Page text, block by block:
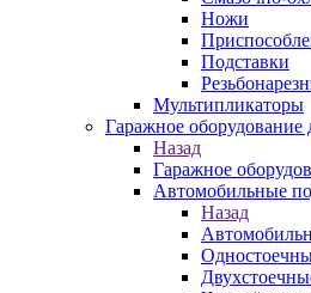
Ножи
Подставки
Мультипликаторы
Гаражное оборудование
Назад
Гаражное
Автомобильные
Назад